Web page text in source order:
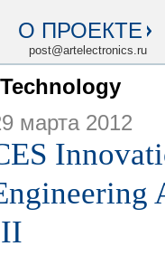
О ПРОЕКТЕ
post@artelectronics.ru
марта 2012